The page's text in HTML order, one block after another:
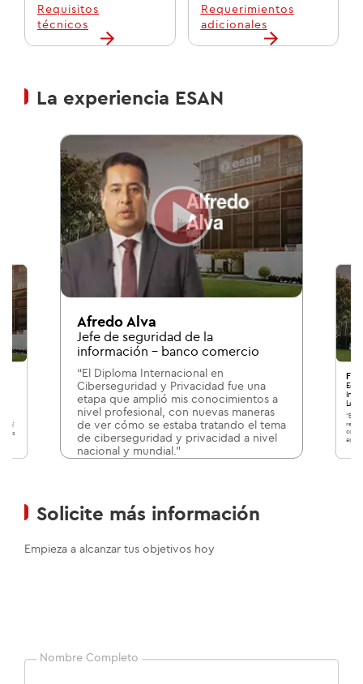
Requisitos
técnicos
Requerimientos
adicionales
La experiencia ESAN
Afredo Alva
Jefe de seguridad de la
información - banco comercio
“El Diploma Internacional en
Ciberseguridad y Privacidad fue una
etapa que amplió mis conocimientos a
nivel profesional, con nuevas maneras
de ver cómo se estaba tratando el tema
de ciberseguridad y privacidad a nivel
nacional y mundial.”
“El
Solicite más información
Empieza a alcanzar tus objetivos hoy
Nombre Completo